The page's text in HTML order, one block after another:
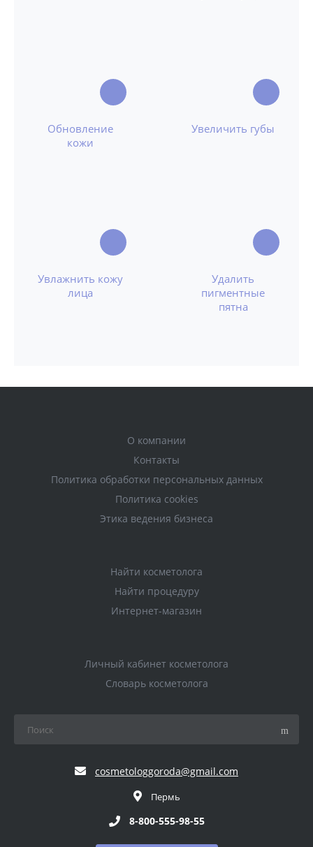
Обновление
кожи
Увеличить губы
Увлажнить кожу
лица
Удалить
пигментные
пятна
О компании
Контакты
Политика обработки персональных данных
Политика cookies
Этика ведения бизнеса
Найти косметолога
Найти процедуру
Интернет-магазин
Личный кабинет косметолога
Словарь косметолога
cosmetologgoroda@gmail.com
Пермь
8-800-555-98-55